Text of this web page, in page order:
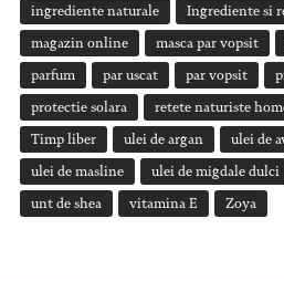
ingrediente naturale Ingrediente si
magazin online masca par vopsit
parfum par uscat par vopsit
protectie solara retete naturiste
Timp liber ulei de argan ulei de
ulei de masline ulei de migdale dulci
unt de shea vitamina E Zoya